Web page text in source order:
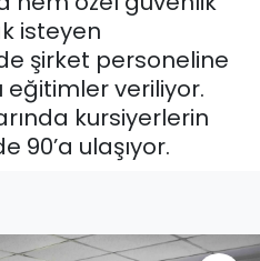
isteyen
şirket personeline
eğitimler veriliyor.
kursiyerlerin
90’a ulaşıyor.